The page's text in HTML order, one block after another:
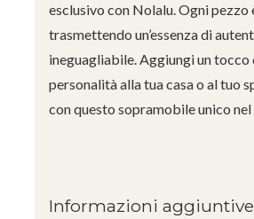
esclusivo con Nolalu. Ogni pezzo
trasmettendo un’essenza di
ineguagliabile. Aggiungi un tocco
personalità alla tua casa o al tuo
con questo sopramobile unico nel
Informazioni aggiuntive